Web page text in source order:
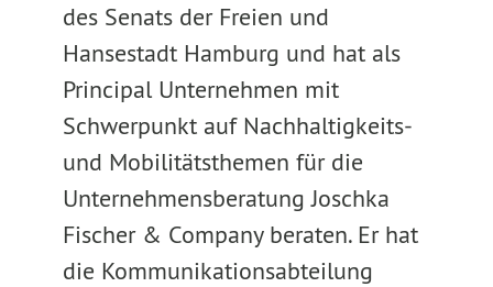
des Senats der Freien und
Hansestadt Hamburg und hat als
Principal Unternehmen mit
Schwerpunkt auf Nachhaltigkeits-
und Mobilitätsthemen für die
Unternehmensberatung Joschka
Fischer & Company beraten. Er hat
die Kommunikationsabteilung